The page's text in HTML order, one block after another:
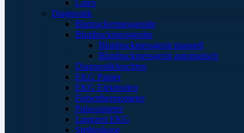
Latex
Diagnostik
Blutzuckermessgeräte
Blutdruckmessgeräte
Blutdruckmessgerät manuell
Blutdruckmessgerät automatisch
Diagnostikleuchten
EKG Papier
EKG Elektroden
Fieberthermometer
Pulsoximeter
Langzeit EKG
Stethoskope